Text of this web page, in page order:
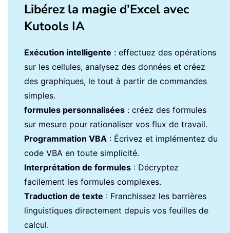
Libérez la magie d’Excel avec
Kutools IA
Exécution intelligente : effectuez des opérations
sur les cellules, analysez des données et créez
des graphiques, le tout à partir de commandes
simples.
formules personnalisées : créez des formules
sur mesure pour rationaliser vos flux de travail.
Programmation VBA : Écrivez et implémentez du
code VBA en toute simplicité.
Interprétation de formules : Décryptez
facilement les formules complexes.
Traduction de texte : Franchissez les barrières
linguistiques directement depuis vos feuilles de
calcul.